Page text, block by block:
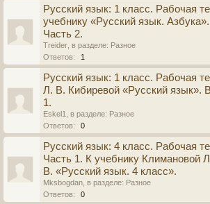
Русский язык: 1 класс. Рабочая
учебнику «Русский язык.
Часть 2.
Treider , в разделе: Разное
Ответов:
1
Русский язык: 1 класс. Рабочая
Л. В. Кибиревой «Русский язык».
1.
Eskel1 , в разделе: Разное
Ответов:
0
Русский язык: 4 класс. Рабочая
Часть 1. К учебнику Климановой
В. «Русский язык. 4 класс».
Mksbogdan , в разделе: Разное
Ответов:
0